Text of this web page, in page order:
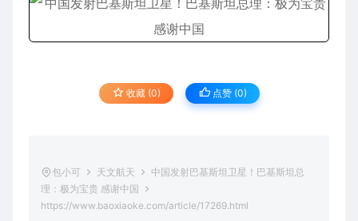
收藏 (0) 点赞 (0)
包小可 天文航天
中国发射巴基斯坦卫星！巴基斯坦总
理：极为宝贵 感谢中国
https://www.baoxiaoke.com/article/17269.html